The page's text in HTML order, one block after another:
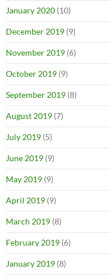
January 2020 (10)
December 2019 (9)
November 2019 (6)
October 2019 (9)
September 2019 (8)
August 2019 (7)
July 2019 (5)
June 2019 (9)
May 2019 (9)
April 2019 (9)
March 2019 (8)
February 2019 (6)
January 2019 (8)